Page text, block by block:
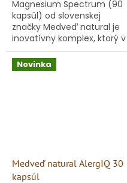
Magnesium Spectrum (90
kapsúl) od slovenskej
značky Medveď natural je
inovatívny komplex, ktorý v
jednej vegánskej kapsule
spája až 6 rôznych foriem
horčíka. Každá z týchto...
Novinka
Medveď natural AlergIQ 30
kapsúl